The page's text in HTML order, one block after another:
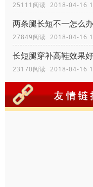
25111阅读 2018-04-16
27849阅读 2018-04-16
长短腿穿补高鞋效果
23170阅读 2018-04-16